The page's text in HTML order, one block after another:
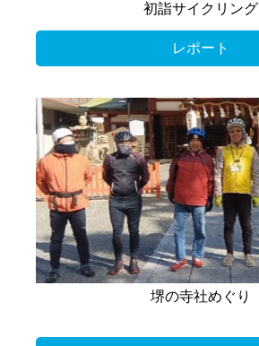
初詣サイクリング
レポート
堺の寺社めぐり